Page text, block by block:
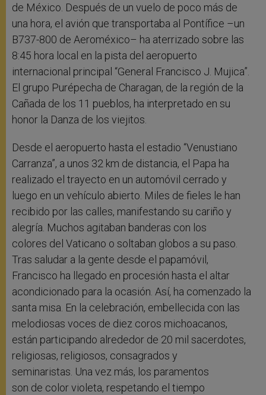
de México. Después de un vuelo de poco más de
una hora, el avión que transportaba al Pontífice –un
B737-800 de Aeroméxico– ha aterrizado sobre las
8:45 hora local en la pista del aeropuerto
internacional principal “General Francisco J. Mujica”.
El grupo Purépecha de Charagan, de la región de la
Cañada de los 11 pueblos, ha interpretado en su
honor la Danza de los viejitos.
Desde el aeropuerto hasta el estadio “Venustiano
Carranza”, a unos 32 km de distancia, el Papa ha
realizado el trayecto en un automóvil cerrado y
luego en un vehículo abierto. Miles de fieles le han
recibido por las calles, manifestando su cariño y
alegría. Muchos agitaban banderas con los
colores del Vaticano o soltaban globos a su paso.
Tras saludar a la gente desde el papamóvil,
Francisco ha llegado en procesión hasta el altar
acondicionado para la ocasión. Así, ha comenzado la
santa misa. En la celebración, embellecida con las
melodiosas voces de diez coros michoacanos,
están participando alrededor de 20 mil sacerdotes,
religiosas, religiosos, consagrados y
seminaristas. Una vez más, los paramentos
son de color violeta, respetando el tiempo